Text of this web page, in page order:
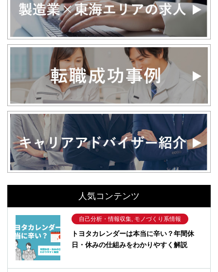
人気コンテンツ
自己分析・情報収集, モノづくり系情報
トヨタカレンダーは本当に辛い？年間休
日・休みの仕組みをわかりやすく解説